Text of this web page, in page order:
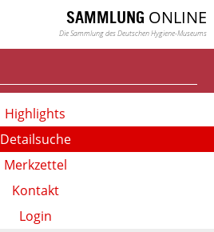
SAMMLUNG ONLINE
Die Sammlung des Deutschen Hygiene-Museums
Highlights
Detailsuche
Merkzettel
Kontakt
Login